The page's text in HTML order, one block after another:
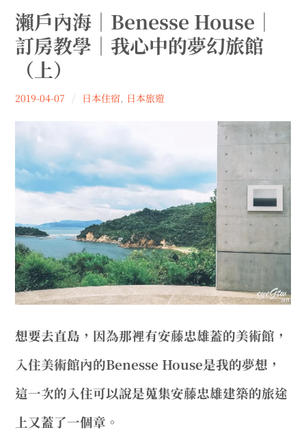
首頁
關於EyeGtw
日本旅遊
menu
京都｜AOI KYOTO STAY｜葵KYOTO
STAY｜鴨川邸 Kamogawa-tei｜夏季的午
後凝結在町屋的空氣裡
瀨戶內海｜Benesse House｜訂房教學｜
我心中的夢幻旅館（上）
瀨戶內海．直島住宿推薦｜Benesse
House｜我心中的夢幻旅館（下）
宮島住宿【有もと】｜Miyajima grand
上的神島
日本｜京都 伊根｜來去 舟屋 住一晚(舟屋の
お宿 鍵屋)
日本美食
瀨戶內海｜Benesse House｜
訂房教學｜我心中的夢幻旅館
（上）
Lu
2019-04-07 日本住宿, 日本旅遊
想要去直島，因為那裡有安藤忠雄蓋的美術館，
入住美術館內的Benesse House是我的夢想，
這一次的入住可以說是蒐集安藤忠雄建築的旅途
上又蓋了一個章。